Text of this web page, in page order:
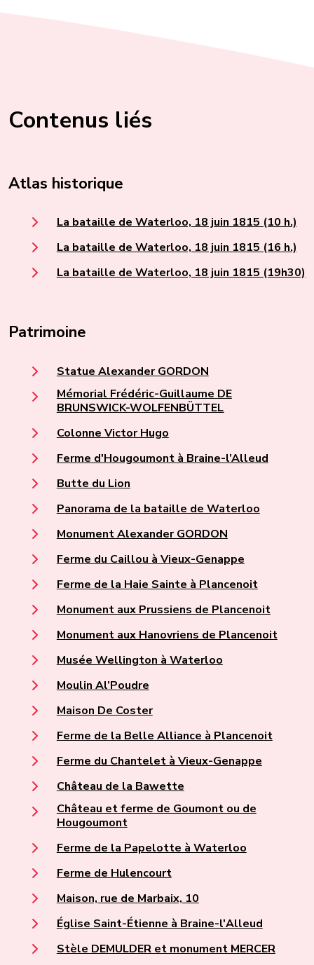
Contenus liés
Atlas historique
La bataille de Waterloo, 18 juin 1815 (10 h.)
La bataille de Waterloo, 18 juin 1815 (16 h.)
La bataille de Waterloo, 18 juin 1815 (19h30)
Patrimoine
Statue Alexander GORDON
Mémorial Frédéric-Guillaume DE
BRUNSWICK-WOLFENBÜTTEL
Colonne Victor Hugo
Ferme d'Hougoumont à Braine-l’Alleud
Butte du Lion
Panorama de la bataille de Waterloo
Monument Alexander GORDON
Ferme du Caillou à Vieux-Genappe
Ferme de la Haie Sainte à Plancenoit
Monument aux Prussiens de Plancenoit
Monument aux Hanovriens de Plancenoit
Musée Wellington à Waterloo
Moulin Al’Poudre
Maison De Coster
Ferme de la Belle Alliance à Plancenoit
Ferme du Chantelet à Vieux-Genappe
Château de la Bawette
Château et ferme de Goumont ou de
Hougoumont
Ferme de la Papelotte à Waterloo
Ferme de Hulencourt
Maison, rue de Marbaix, 10
Église Saint-Étienne à Braine-l'Alleud
Stèle DEMULDER et monument MERCER